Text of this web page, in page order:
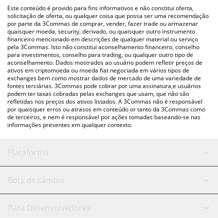
acima para verificar o último preço de Shrapnel nas principais
moedas fiat e criptográficas.
Este conteúdo é provido para fins informativos e não constitui oferta,
solicitação de oferta, ou qualquer coisa que possa ser uma recomendação
por parte da 3Commas de comprar, vender, fazer trade ou armazenar
quaisquer moeda, security, derivado, ou quaisquer outro instrumento
financeiro mencionado em descrições de qualquer material ou serviço
pela 3Commas. Isto não constitui aconselhamento financeiro, conselho
para investimentos, conselho para trading, ou qualquer outro tipo de
aconselhamento. Dados mostrados ao usuário podem refletir preços de
ativos em criptomoeda ou moeda fiat negociada em vários tipos de
exchanges bem como mostrar dados de mercado de uma variedade de
fontes terciárias. 3Commas pode cobrar por uma assinatura,e usuários
podem ter taxas cobradas pelas exchanges que usam, que não são
refletidas nos preços dos ativos listados. A 3Commas não é responsável
por quaisquer erros ou atrasos em conteúdo or tanto da 3Commas como
de terceiros, e nem é responsável por ações tomadas baseando-se nas
informações presentes em qualquer contexto.
Plataforma
Bot GRID
Bots de câmbio
Binance
Para Desenvolvedores